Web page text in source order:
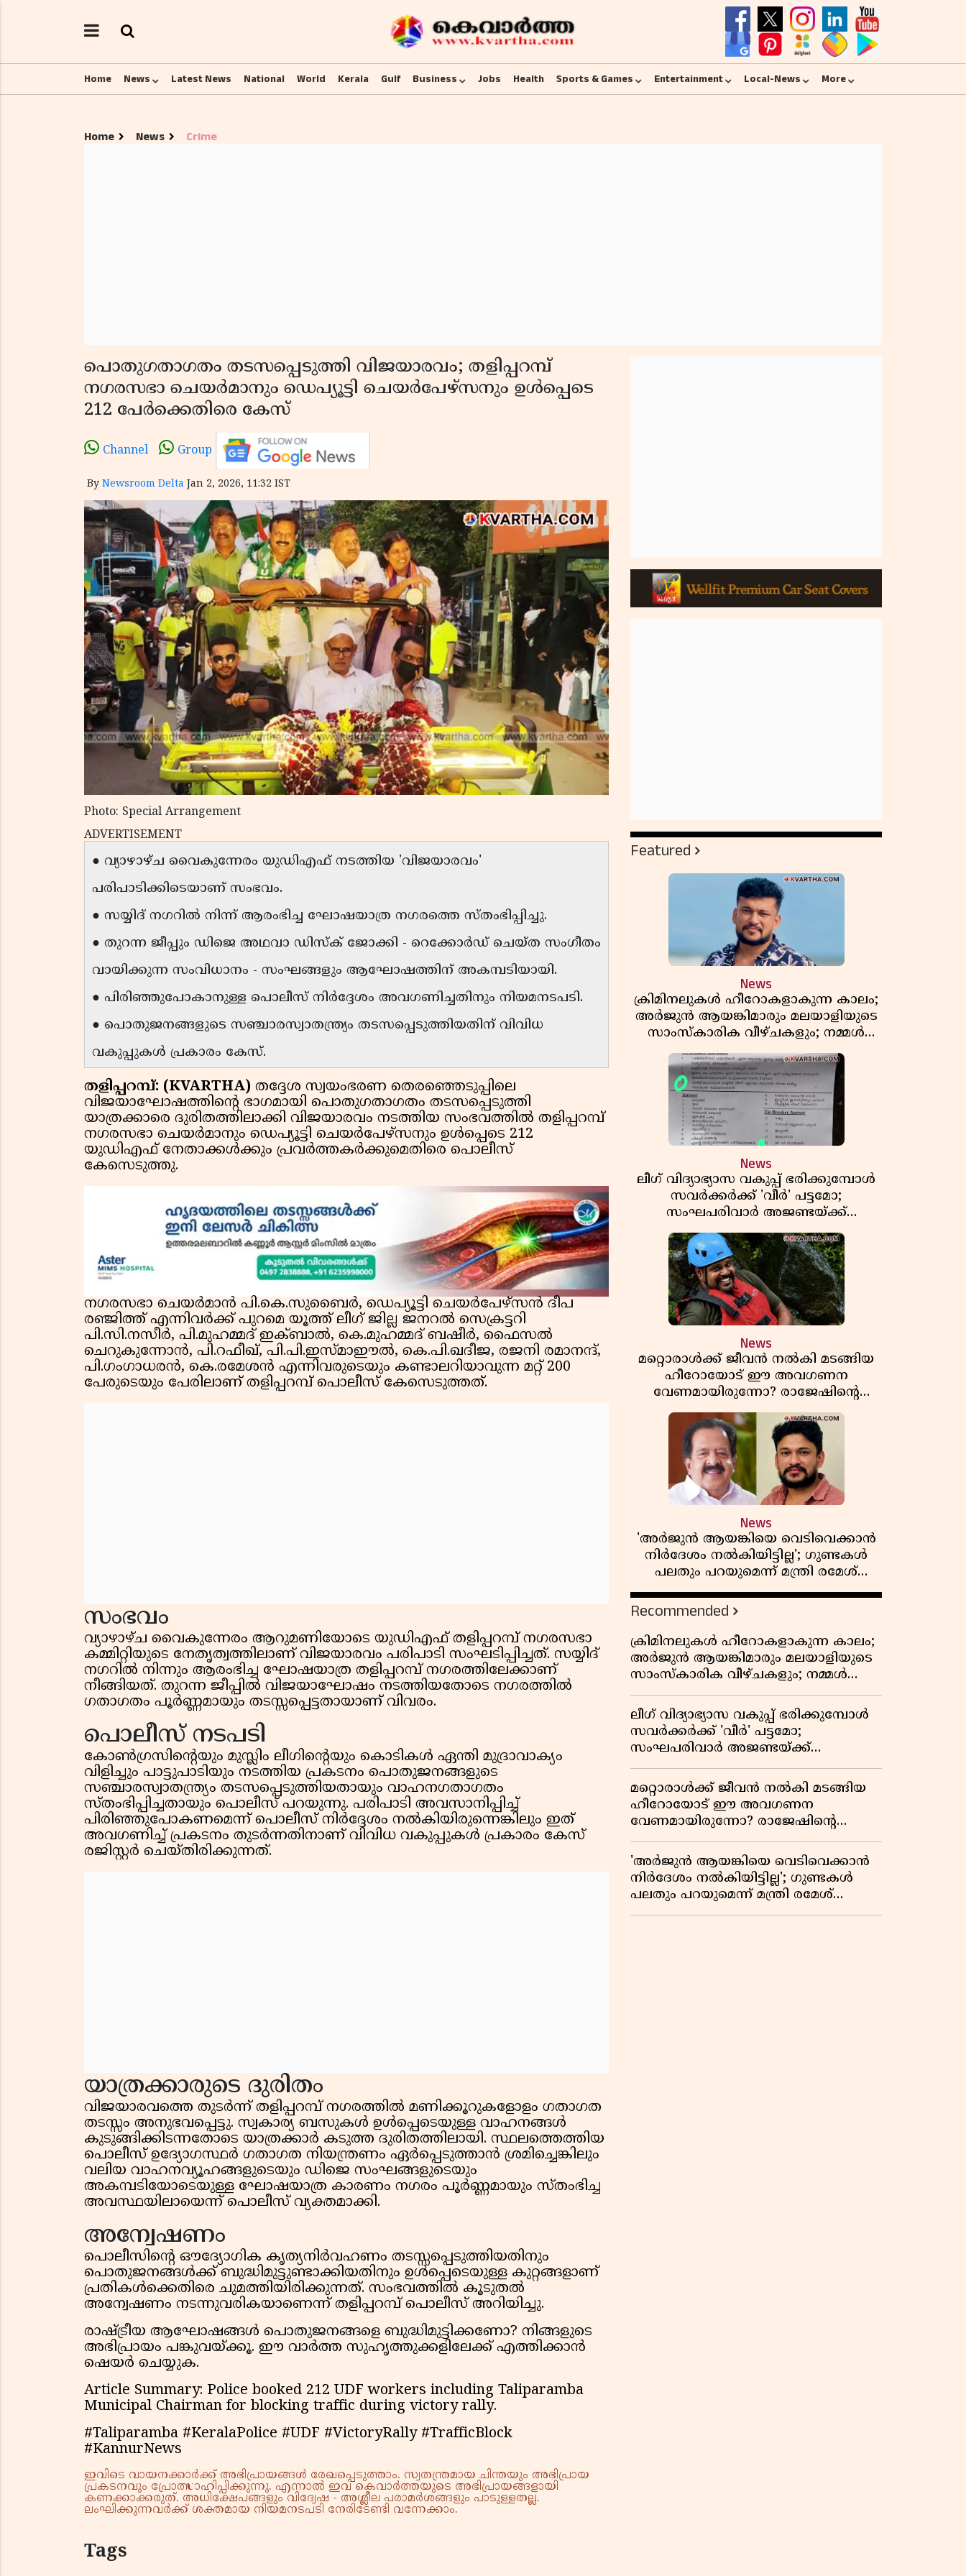
Home News Latest News National World Kerala Gulf Business Jobs Health Sports & Games Entertainment Local-News More
Home News Crime
പൊതുഗതാഗതം തടസപ്പെടുത്തി വിജയാരവം; തളിപ്പറമ്പ്
നഗരസഭാ ചെയർമാനും ഡെപ്യൂട്ടി ചെയർപേഴ്‌സനും ഉൾപ്പെടെ
212 പേർക്കെതിരെ കേസ്
Channel Group
By Newsroom Delta Jan 2, 2026, 11:32 IST
Photo: Special Arrangement
ADVERTISEMENT
● വ്യാഴാഴ്ച വൈകുന്നേരം യുഡിഎഫ് നടത്തിയ 'വിജയാരവം'
പരിപാടിക്കിടെയാണ് സംഭവം.
● സയ്യിദ് നഗറിൽ നിന്ന് ആരംഭിച്ച ഘോഷയാത്ര നഗരത്തെ സ്തംഭിപ്പിച്ചു.
● തുറന്ന ജീപ്പും ഡിജെ അഥവാ ഡിസ്ക് ജോക്കി - റെക്കോർഡ് ചെയ്ത സംഗീതം
വായിക്കുന്ന സംവിധാനം - സംഘങ്ങളും ആഘോഷത്തിന് അകമ്പടിയായി.
● പിരിഞ്ഞുപോകാനുള്ള പൊലീസ് നിർദ്ദേശം അവഗണിച്ചതിനും നിയമനടപടി.
● പൊതുജനങ്ങളുടെ സഞ്ചാരസ്വാതന്ത്ര്യം തടസപ്പെടുത്തിയതിന് വിവിധ
വകുപ്പുകൾ പ്രകാരം കേസ്.
തളിപ്പറമ്പ്: (KVARTHA) തദ്ദേശ സ്വയംഭരണ തെരഞ്ഞെടുപ്പിലെ
വിജയാഘോഷത്തിന്റെ ഭാഗമായി പൊതുഗതാഗതം തടസപ്പെടുത്തി
യാത്രക്കാരെ ദുരിതത്തിലാക്കി വിജയാരവം നടത്തിയ സംഭവത്തിൽ തളിപ്പറമ്പ്
നഗരസഭാ ചെയർമാനും ഡെപ്യൂട്ടി ചെയർപേഴ്‌സനും ഉൾപ്പെടെ 212
യുഡിഎഫ് നേതാക്കൾക്കും പ്രവർത്തകർക്കുമെതിരെ പൊലീസ്
കേസെടുത്തു.
നഗരസഭാ ചെയർമാൻ പി.കെ.സുബൈർ, ഡെപ്യൂട്ടി ചെയർപേഴ്‌സൻ ദീപ
രഞ്ജിത്ത് എന്നിവർക്ക് പുറമെ യൂത്ത് ലീഗ് ജില്ല ജനറൽ സെക്രട്ടറി
പി.സി.നസീർ, പി.മുഹമ്മദ് ഇക്ബാൽ, കെ.മുഹമ്മദ് ബഷീർ, ഫൈസൽ
ചെറുകുന്നോൻ, പി.റഫീഖ്, പി.പി.ഇസ്മാഈൽ, കെ.പി.ഖദീജ, രജനി രമാനന്ദ്,
പി.ഗംഗാധരൻ, കെ.രമേശൻ എന്നിവരുടെയും കണ്ടാലറിയാവുന്ന മറ്റ് 200
പേരുടെയും പേരിലാണ് തളിപ്പറമ്പ് പൊലീസ് കേസെടുത്തത്.
സംഭവം
വ്യാഴാഴ്ച വൈകുന്നേരം ആറുമണിയോടെ യുഡിഎഫ് തളിപ്പറമ്പ് നഗരസഭാ
കമ്മിറ്റിയുടെ നേതൃത്വത്തിലാണ് വിജയാരവം പരിപാടി സംഘടിപ്പിച്ചത്. സയ്യിദ്
നഗറിൽ നിന്നും ആരംഭിച്ച ഘോഷയാത്ര തളിപ്പറമ്പ് നഗരത്തിലേക്കാണ്
നീങ്ങിയത്. തുറന്ന ജീപ്പിൽ വിജയാഘോഷം നടത്തിയതോടെ നഗരത്തിൽ
ഗതാഗതം പൂർണ്ണമായും തടസ്സപ്പെട്ടതായാണ് വിവരം.
പൊലീസ് നടപടി
കോൺഗ്രസിന്റെയും മുസ്ലിം ലീഗിന്റെയും കൊടികൾ ഏന്തി മുദ്രാവാക്യം
വിളിച്ചും പാട്ടുപാടിയും നടത്തിയ പ്രകടനം പൊതുജനങ്ങളുടെ
സഞ്ചാരസ്വാതന്ത്ര്യം തടസപ്പെടുത്തിയതായും വാഹനഗതാഗതം
സ്തംഭിപ്പിച്ചതായും പൊലീസ് പറയുന്നു. പരിപാടി അവസാനിപ്പിച്ച്
പിരിഞ്ഞുപോകണമെന്ന് പൊലീസ് നിർദ്ദേശം നൽകിയിരുന്നെങ്കിലും ഇത്
അവഗണിച്ച് പ്രകടനം തുടർന്നതിനാണ് വിവിധ വകുപ്പുകൾ പ്രകാരം കേസ്
രജിസ്റ്റർ ചെയ്തിരിക്കുന്നത്.
യാത്രക്കാരുടെ ദുരിതം
വിജയാരവത്തെ തുടർന്ന് തളിപ്പറമ്പ് നഗരത്തിൽ മണിക്കൂറുകളോളം ഗതാഗത
തടസ്സം അനുഭവപ്പെട്ടു. സ്വകാര്യ ബസുകൾ ഉൾപ്പെടെയുള്ള വാഹനങ്ങൾ
കുടുങ്ങിക്കിടന്നതോടെ യാത്രക്കാർ കടുത്ത ദുരിതത്തിലായി. സ്ഥലത്തെത്തിയ
പൊലീസ് ഉദ്യോഗസ്ഥർ ഗതാഗത നിയന്ത്രണം ഏർപ്പെടുത്താൻ ശ്രമിച്ചെങ്കിലും
വലിയ വാഹനവ്യൂഹങ്ങളുടെയും ഡിജെ സംഘങ്ങളുടെയും
അകമ്പടിയോടെയുള്ള ഘോഷയാത്ര കാരണം നഗരം പൂർണ്ണമായും സ്തംഭിച്ച
അവസ്ഥയിലായെന്ന് പൊലീസ് വ്യക്തമാക്കി.
അന്വേഷണം
പൊലീസിന്റെ ഔദ്യോഗിക കൃത്യനിർവഹണം തടസ്സപ്പെടുത്തിയതിനും
പൊതുജനങ്ങൾക്ക് ബുദ്ധിമുട്ടുണ്ടാക്കിയതിനും ഉൾപ്പെടെയുള്ള കുറ്റങ്ങളാണ്
പ്രതികൾക്കെതിരെ ചുമത്തിയിരിക്കുന്നത്. സംഭവത്തിൽ കൂടുതൽ
അന്വേഷണം നടന്നുവരികയാണെന്ന് തളിപ്പറമ്പ് പൊലീസ് അറിയിച്ചു.
രാഷ്ട്രീയ ആഘോഷങ്ങൾ പൊതുജനങ്ങളെ ബുദ്ധിമുട്ടിക്കണോ? നിങ്ങളുടെ
അഭിപ്രായം പങ്കുവയ്ക്കൂ. ഈ വാർത്ത സുഹൃത്തുക്കളിലേക്ക് എത്തിക്കാൻ
ഷെയർ ചെയ്യുക.
Article Summary: Police booked 212 UDF workers including Taliparamba
Municipal Chairman for blocking traffic during victory rally.
#Taliparamba #KeralaPolice #UDF #VictoryRally #TrafficBlock
#KannurNews
ഇവിടെ വായനക്കാർക്ക് അഭിപ്രായങ്ങൾ രേഖപ്പെടുത്താം. സ്വതന്ത്രമായ ചിന്തയും അഭിപ്രായ
പ്രകടനവും പ്രോത്സാഹിപ്പിക്കുന്നു. എന്നാൽ ഇവ കെവാർത്തയുടെ അഭിപ്രായങ്ങളായി
കണക്കാക്കരുത്. അധിക്ഷേപങ്ങളും വിദ്വേഷ - അശ്ലീല പരാമർശങ്ങളും പാടുള്ളതല്ല.
ലംഘിക്കുന്നവർക്ക് ശക്തമായ നിയമനടപടി നേരിടേണ്ടി വന്നേക്കാം.
Tags
Featured
News
ക്രിമിനലുകൾ ഹീറോകളാകുന്ന കാലം;
അർജുൻ ആയങ്കിമാരും മലയാളിയുടെ
സാംസ്കാരിക വീഴ്ചകളും; നമ്മൾ
എങ്ങോട്ടാണ് പോകുന്നത്
News
ലീഗ് വിദ്യാഭ്യാസ വകുപ്പ് ഭരിക്കുമ്പോൾ
സവർക്കർക്ക് 'വീർ' പട്ടമോ;
സംഘപരിവാർ അജണ്ടയ്ക്ക്
പച്ചക്കൊടി കാട്ടുന്നതാര്?
മഞ്ചേശ്വരത്തെ ക്വിസ് ചോദ്യം
വിവാദമാവുമ്പോൾ
News
മറ്റൊരാൾക്ക് ജീവൻ നൽകി മടങ്ങിയ
ഹീറോയോട് ഈ അവഗണന
വേണമായിരുന്നോ? രാജേഷിൻ്റെ
ഭൗതിക ശരീരത്തോടുള്ള അനാദരവിൽ
ആളിപ്പടരുന്ന ജനരോഷവും പാഠവും
News
'അർജുൻ ആയങ്കിയെ വെടിവെക്കാൻ
നിർദേശം നൽകിയിട്ടില്ല'; ഗുണ്ടകൾ
പലതും പറയുമെന്ന് മന്ത്രി രമേശ്
ചെന്നിത്തല
Recommended
ക്രിമിനലുകൾ ഹീറോകളാകുന്ന കാലം;
അർജുൻ ആയങ്കിമാരും മലയാളിയുടെ
സാംസ്കാരിക വീഴ്ചകളും; നമ്മൾ
എങ്ങോട്ടാണ് പോകുന്നത്
ലീഗ് വിദ്യാഭ്യാസ വകുപ്പ് ഭരിക്കുമ്പോൾ
സവർക്കർക്ക് 'വീർ' പട്ടമോ;
സംഘപരിവാർ അജണ്ടയ്ക്ക്
പച്ചക്കൊടി കാട്ടുന്നതാര്?
മഞ്ചേശ്വരത്തെ ക്വിസ് ചോദ്യം
വിവാദമാവുമ്പോൾ
മറ്റൊരാൾക്ക് ജീവൻ നൽകി മടങ്ങിയ
ഹീറോയോട് ഈ അവഗണന
വേണമായിരുന്നോ? രാജേഷിൻ്റെ
ഭൗതിക ശരീരത്തോടുള്ള അനാദരവിൽ
ആളിപ്പടരുന്ന ജനരോഷവും പാഠവും
'അർജുൻ ആയങ്കിയെ വെടിവെക്കാൻ
നിർദേശം നൽകിയിട്ടില്ല'; ഗുണ്ടകൾ
പലതും പറയുമെന്ന് മന്ത്രി രമേശ്
ചെന്നിത്തല